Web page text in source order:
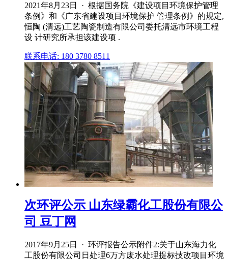
2021年8月23日 · 根据国务院《建设项目环境保护管理
条例》和《广东省建设项目环境保护 管理条例》的规定,
恒陶 (清远)工艺陶瓷制造有限公司委托清远市环境工程
设 计研究所承担该建设项 .
联系电话: 180 3780 8511
次环评公示 山东绿霸化工股份有限公
司 豆丁网
2017年9月25日 · 环评报告公示附件2:关于山东海力化
工股份有限公司日处理6万方废水处理提标技改项目环境